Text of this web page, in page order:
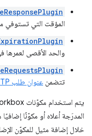
المؤقت التي تستوفي
والحد الأقصى لعمرها
تتضمن عنوان طلب HTTP
المدرَجة أعلاه أو مكوّنًا
خلال إضافة مثيل للمكوّن